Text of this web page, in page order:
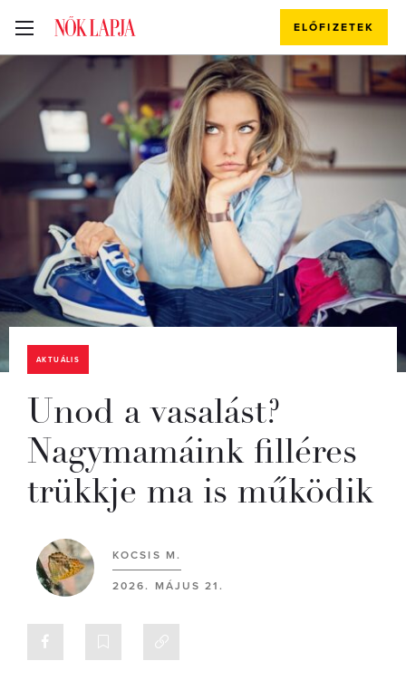
ELŐFIZETEK
AKTUÁLIS
Unod a vasalást?
Nagymamáink filléres
trükkje ma is működik
KOCSIS M.
2026. MÁJUS 21.